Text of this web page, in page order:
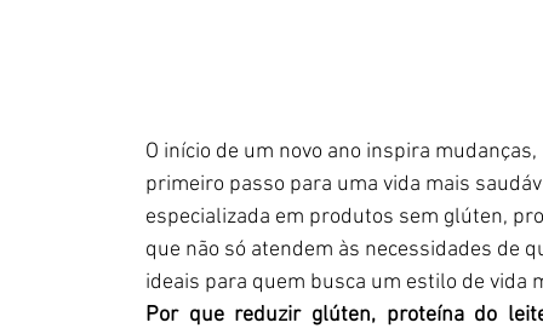
O início de um novo ano inspira
primeiro passo para uma vida mais
especializada em produtos sem glúten,
que não só atendem às necessidades de
ideais para quem busca um estilo de vida
Por que reduzir glúten, proteína do